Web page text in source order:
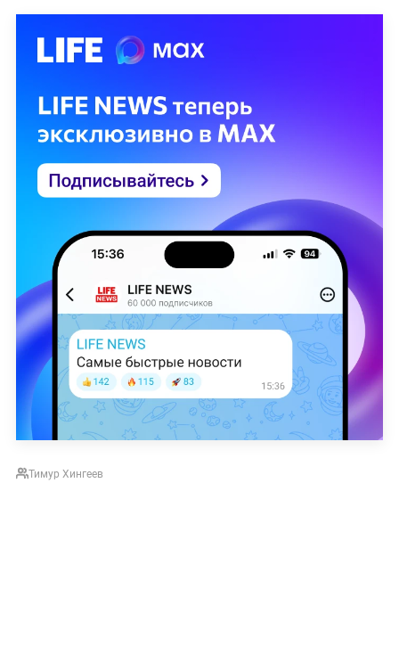
Тимур Хингеев